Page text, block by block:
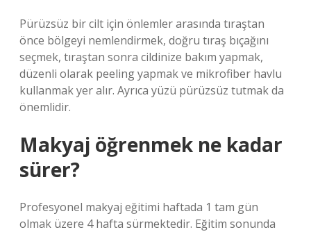
Pürüzsüz bir cilt için önlemler arasında tıraştan
önce bölgeyi nemlendirmek, doğru tıraş bıçağını
seçmek, tıraştan sonra cildinize bakım yapmak,
düzenli olarak peeling yapmak ve mikrofiber havlu
kullanmak yer alır. Ayrıca yüzü pürüzsüz tutmak da
önemlidir.
Makyaj öğrenmek ne kadar
sürer?
Profesyonel makyaj eğitimi haftada 1 tam gün
olmak üzere 4 hafta sürmektedir. Eğitim sonunda